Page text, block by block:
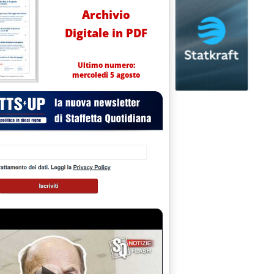
9.55.
Archivio
Digitale in PDF
Ultimo numero:
mercoledì 5 agosto